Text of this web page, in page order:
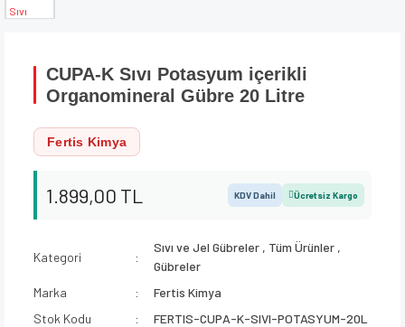
CUPA-K Sıvı Potasyum içerikli
Organomineral Gübre 20 Litre
Fertis Kimya
1.899,00 TL KDV Dahil Ücretsiz Kargo
Kategori
Sıvı ve Jel Gübreler , Tüm Ürünler ,
Gübreler
Marka
Fertis Kimya
Stok Kodu
FERTIS-CUPA-K-SIVI-POTASYUM-20L